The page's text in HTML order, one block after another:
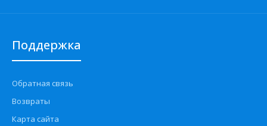
Поддержка
Обратная связь
Возвраты
Карта сайта